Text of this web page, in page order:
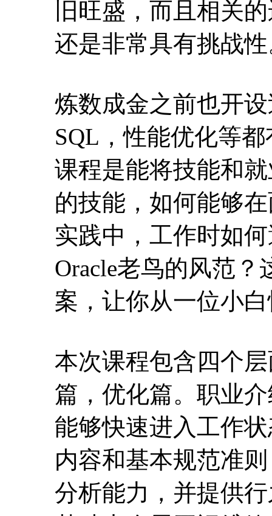
SQL，性能优化等
课程是能将技能和
实践中，工作时如
Oracle老鸟的风范？
案，让你从一位小
本次课程包含四个
篇，优化篇。职业
能够快速进入工作
分析能力，并提供
基础上会展开运维
容，这些都是在工
体系来展现，在其
工作中一些具体问